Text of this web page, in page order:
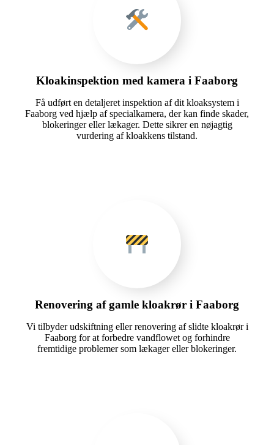
Kloakinspektion med kamera i Faaborg
Få udført en detaljeret inspektion af dit kloaksystem i
Faaborg ved hjælp af specialkamera, der kan finde skader,
blokeringer eller lækager. Dette sikrer en nøjagtig
vurdering af kloakkens tilstand.
Renovering af gamle kloakrør i Faaborg
Vi tilbyder udskiftning eller renovering af slidte kloakrør i
Faaborg for at forbedre vandflowet og forhindre
fremtidige problemer som lækager eller blokeringer.